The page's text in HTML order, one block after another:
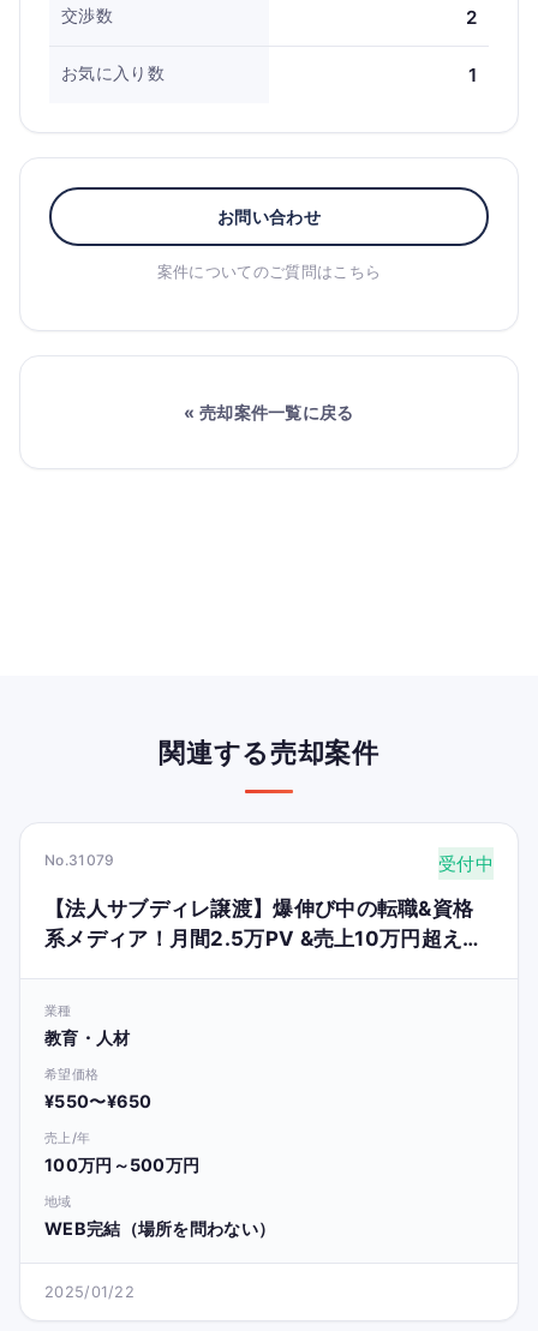
交渉数 2
お気に入り数 1
お問い合わせ
案件についてのご質問はこちら
« 売却案件一覧に戻る
関連する売却案件
No.31079 受付中
【法人サブディレ譲渡】爆伸び中の転職&資格
系メディア！月間2.5万PV &売上10万円超え
業種
教育・人材
希望価格
¥550〜¥650
売上/年
100万円～500万円
地域
WEB完結（場所を問わない）
2025/01/22